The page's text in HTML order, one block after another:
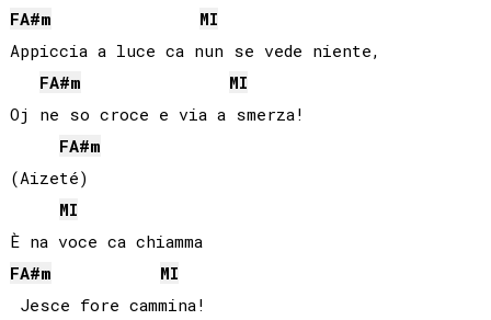
FA#m
MI
Appiccia a luce ca nun se vede niente,
FA#m
MI
Oj ne so croce e via a smerza!
FA#m
(Aizeté)
MI
È na voce ca chiamma
FA#m
MI
Jesce fore cammina!